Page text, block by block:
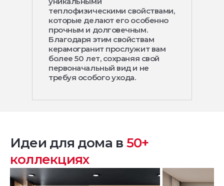
теплофизическими свойствами,
которые делают его особенно
прочным и долговечным.
Благодаря этим свойствам
керамогранит прослужит вам
более 50 лет, сохраняя свой
первоначальный вид и не
требуя особого ухода.
Идеи для дома в 50+
коллекциях